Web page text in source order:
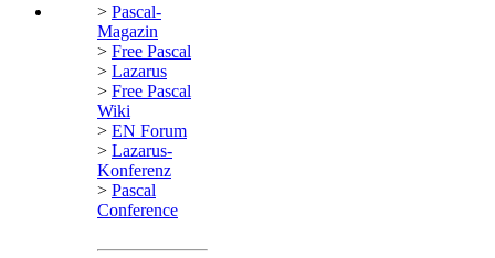
> Pascal-
Magazin
> Free Pascal
> Lazarus
> Free Pascal
Wiki
> EN Forum
> Lazarus-
Konferenz
> Pascal
Conference